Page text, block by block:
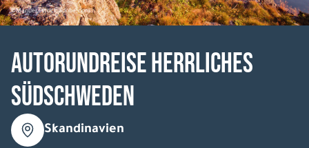
©Manuel - stock.adobe.com
Autorundreise Herrliches
Südschweden
Skandinavien